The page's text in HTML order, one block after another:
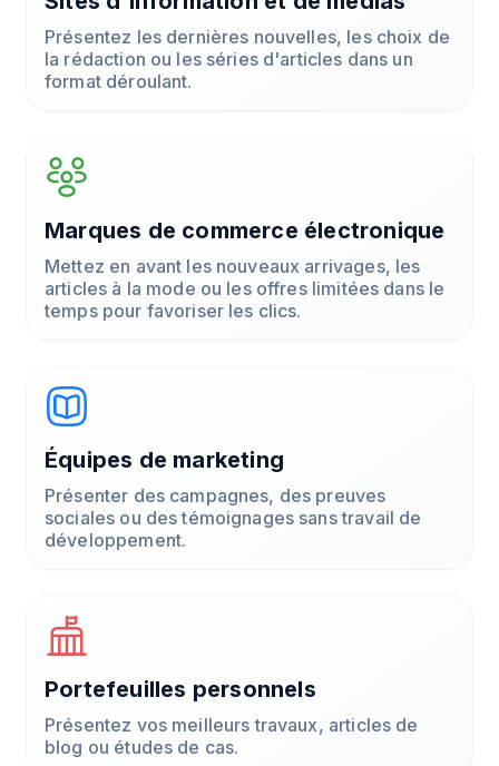
Présentez les dernières nouvelles, les choix de
la rédaction ou les séries d'articles dans un
format déroulant.
Marques de commerce électronique
Mettez en avant les nouveaux arrivages, les
articles à la mode ou les offres limitées dans le
temps pour favoriser les clics.
Équipes de marketing
Présenter des campagnes, des preuves
sociales ou des témoignages sans travail de
développement.
Portefeuilles personnels
Présentez vos meilleurs travaux, articles de
blog ou études de cas.